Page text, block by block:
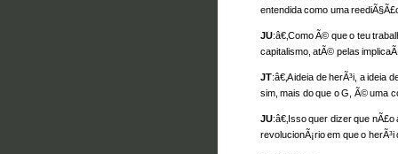
entendida como uma
JU:â€‚Como Ã© que o teu
capitalismo, atÃ© pelas
JT:â€‚A ideia de herÃ³i, a ideia
sim, mais do que o G, Ã© uma
JU:â€‚Isso quer dizer que
revolucionÃ¡rio em que o